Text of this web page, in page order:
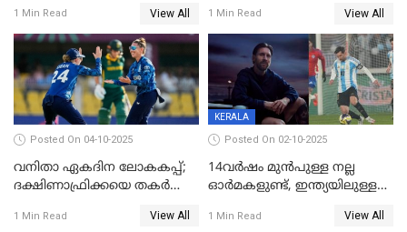
അംബാസഡര്‍
1 Min Read View All 1 Min Read View All
Posted On 04-10-2025
വനിതാ ഏകദിന ലോകകപ്പ്;
ദക്ഷിണാഫ്രിക്കയെ തകർത്ത്
1 Min Read View All
KERALA
Posted On 02-10-2025
14വർഷം മുൻപുള്ള നല്ല
ഓർമകളുണ്ട്, ഇന്ത്യയിലുള്ള
കാത്തിരിക്കുന്നു; വരവ്
1 Min Read View All